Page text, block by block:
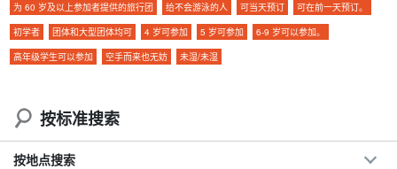
每天 6 个航班。
◆ 前一天前可免费取消
可以当天预订！
为 60 岁及以上参加者提供的旅行团 给不会游泳的人 可当天预订
可在前一天预订。
初学者
团体和大型团体均可 4 岁可参加 5 岁可参加
6-9 岁可以参加。
高年级学生可以参加
空手而来也无妨 未湿/未湿
按标准搜索
按地点搜索